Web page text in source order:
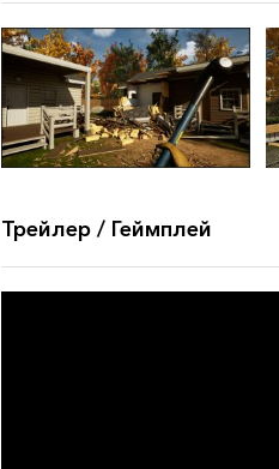
Трейлер / Геймплей